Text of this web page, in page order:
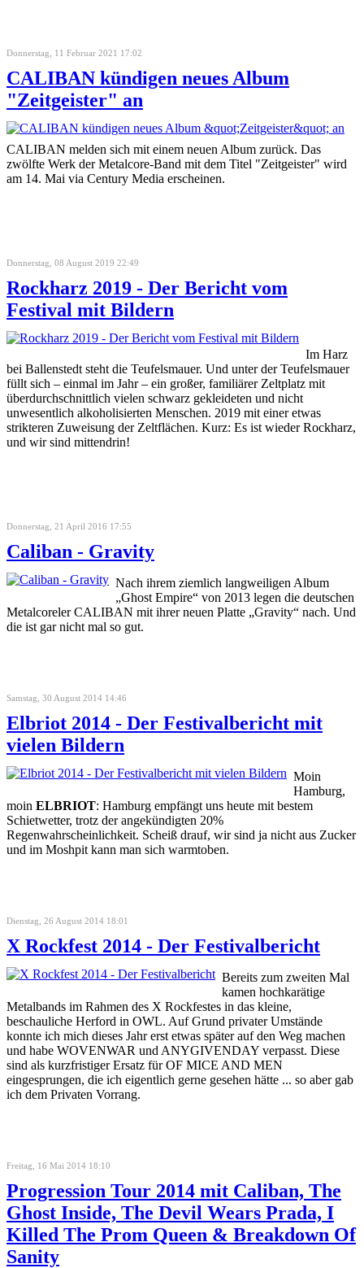
Donnerstag, 11 Februar 2021 17:02
CALIBAN kündigen neues Album
"Zeitgeister" an
CALIBAN melden sich mit einem neuen Album zurück. Das
zwölfte Werk der Metalcore-Band mit dem Titel "Zeitgeister" wird
am 14. Mai via Century Media erscheinen.
Donnerstag, 08 August 2019 22:49
Rockharz 2019 - Der Bericht vom
Festival mit Bildern
Im Harz
bei Ballenstedt steht die Teufelsmauer. Und unter der Teufelsmauer
füllt sich – einmal im Jahr – ein großer, familiärer Zeltplatz mit
überdurchschnittlich vielen schwarz gekleideten und nicht
unwesentlich alkoholisierten Menschen. 2019 mit einer etwas
strikteren Zuweisung der Zeltflächen. Kurz: Es ist wieder Rockharz,
und wir sind mittendrin!
Donnerstag, 21 April 2016 17:55
Caliban - Gravity
Nach ihrem ziemlich langweiligen Album
„Ghost Empire“ von 2013 legen die deutschen
Metalcoreler CALIBAN mit ihrer neuen Platte „Gravity“ nach. Und
die ist gar nicht mal so gut.
Samstag, 30 August 2014 14:46
Elbriot 2014 - Der Festivalbericht mit
vielen Bildern
Moin
Hamburg,
moin ELBRIOT: Hamburg empfängt uns heute mit bestem
Schietwetter, trotz der angekündigten 20%
Regenwahrscheinlichkeit. Scheiß drauf, wir sind ja nicht aus Zucker
und im Moshpit kann man sich warmtoben.
Dienstag, 26 August 2014 18:01
X Rockfest 2014 - Der Festivalbericht
Bereits zum zweiten Mal
kamen hochkarätige
Metalbands im Rahmen des X Rockfestes in das kleine,
beschauliche Herford in OWL. Auf Grund privater Umstände
konnte ich mich dieses Jahr erst etwas später auf den Weg machen
und habe WOVENWAR und ANYGIVENDAY verpasst. Diese
sind als kurzfristiger Ersatz für OF MICE AND MEN
eingesprungen, die ich eigentlich gerne gesehen hätte ... so aber gab
ich dem Privaten Vorrang.
Freitag, 16 Mai 2014 18:10
Progression Tour 2014 mit Caliban, The
Ghost Inside, The Devil Wears Prada, I
Killed The Prom Queen & Breakdown Of
Sanity